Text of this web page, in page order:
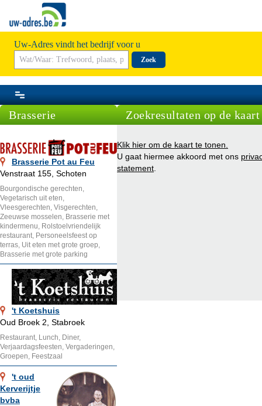
Uw-Adres vindt het bedrijf voor u
Zoek
Brasserie
Brasserie Pot au Feu
Venstraat 155, Schoten
Bourgondische gerechten,
Vegetarisch uit eten,
Vleesgerechten, Visgerechten,
Zeeuwse mosselen, Brasserie met
kindermenu, Rolstoelvriendelijk
restaurant, Personeelsfeest op
terras, Uit eten met grote groep,
Brasserie met grote parking
't Koetshuis
Oud Broek 2, Stabroek
Restaurant, Lunch, Diner,
Verjaardagsfeesten, Vergaderingen,
Groepen, Feestzaal
't oud
Kerverijtje
bvba
Zoekresultaten op de kaart
Klik hier om de kaart te tonen.
U gaat hiermee akkoord met ons
statement